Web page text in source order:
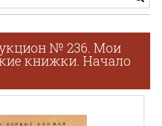
№ 236. Мои
книжки. Начало